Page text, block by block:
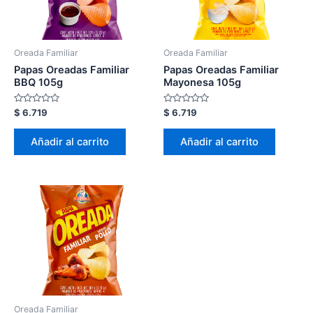
Oreada Familiar
Papas Oreadas Familiar
BBQ 105g
Valorado
en
0
$ 6.719
Añadir al carrito
Oreada Familiar
Papas Oreadas Familiar
Mayonesa 105g
Valorado
en
0
$ 6.719
Añadir al carrito
Oreada Familiar